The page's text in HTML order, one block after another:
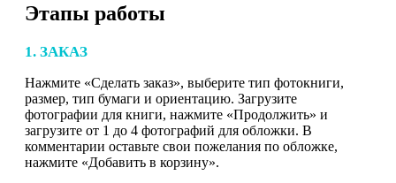
Этапы работы
1. ЗАКАЗ
Нажмите «Сделать заказ», выберите тип фотокниги,
размер, тип бумаги и ориентацию. Загрузите
фотографии для книги, нажмите «Продолжить» и
загрузите от 1 до 4 фотографий для обложки. В
комментарии оставьте свои пожелания по обложке,
нажмите «Добавить в корзину».